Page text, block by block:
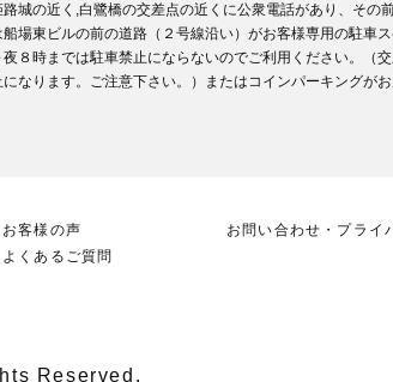
城の近く,白鷺橋の交差点の近くに公衆電話があり、その前
場東ビルの前の道路（２号線沿い）がお客様専用の駐車ス
８時までは駐車禁止にならないのでご利用ください。（
なります。ご注意下さい。）またはコインパーキングが
お客様の声
よくあるご質問
お問い合わせ・プライ
Reserved.